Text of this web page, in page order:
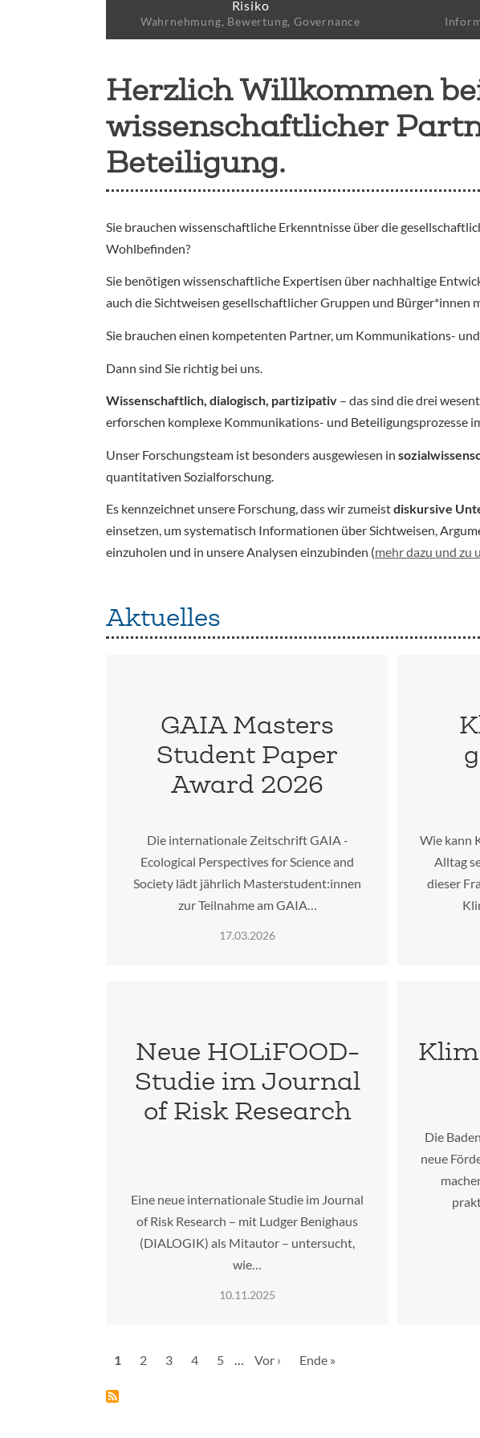
Risiko
Wahrnehmung, Bewertung, Governance
Herzlich Willkommen
wissenschaftlicher
Beteiligung.
Sie brauchen wissenschaftliche Erkenntnisse über die
Wohlbefinden?
Sie benötigen wissenschaftliche Expertisen über nachhaltige
auch die Sichtweisen gesellschaftlicher Gruppen und Bürger*innen
Sie brauchen einen kompetenten Partner, um Kommunikations-
Dann sind Sie richtig bei uns.
Wissenschaftlich, dialogisch, partizipativ – das sind die drei
erforschen komplexe Kommunikations- und Beteiligungsprozesse
Unser Forschungsteam ist besonders ausgewiesen in
quantitativen Sozialforschung.
Es kennzeichnet unsere Forschung, dass wir zumeistdiskursive
einsetzen, um systematisch Informationen über Sichtweisen,
einzuholen und in unsere Analysen einzubinden (mehr dazu und zu
Aktuelles
GAIA Masters
Student Paper
Award 2026
Die internationale Zeitschrift GAIA -
Ecological Perspectives for Science and
Society lädt jährlich Masterstudent:innen
zur Teilnahme am GAIA…
17.03.2026
Wie kann
Alltag
dieser
Neue HOLiFOOD-
Studie im Journal
of Risk Research
Eine neue internationale Studie im Journal
of Risk Research – mit Ludger Benighaus
(DIALOGIK) als Mitautor – untersucht,
wie…
10.11.2025
Die
neue
Aktuelle
1 Seite
2 Seite
3 Seite
4 Seite
5 …
Nächste
Vor ›
Letzte
Ende »